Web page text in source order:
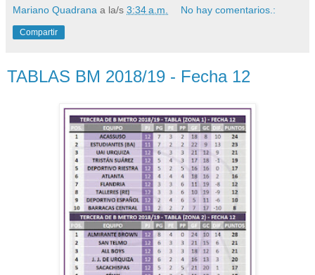
Mariano Quadrana a la/s 3:34 a.m. No hay comentarios.:
Compartir
TABLAS BM 2018/19 - Fecha 12